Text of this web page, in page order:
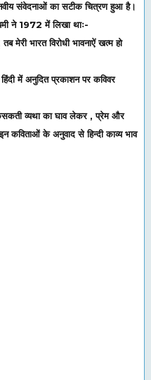
संवेदनाओं का सटीक चित्रण हुआ है।
ने 1972 में लिखा थाः-
मेरी भारत विरोधी भावनाऐं खत्म हो
में अनुदित प्रकाशन पर कविवर
व्यथा का घाव लेकर , प्रेम और
कविताओं के अनुवाद से हिन्दी काव्य भाव